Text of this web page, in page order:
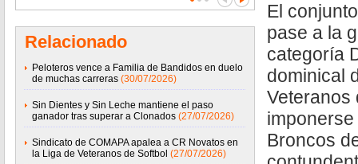
Relacionado
Peloteros vence a Familia de Bandidos en duelo
de muchas carreras (30/07/2026)
Sin Dientes y Sin Leche mantiene el paso
ganador tras superar a Clonados (27/07/2026)
Sindicato de COMAPA apalea a CR Novatos en
la Liga de Veteranos de Softbol (27/07/2026)
El
pase a la
categoría
dominical
Veteranos
Broncos